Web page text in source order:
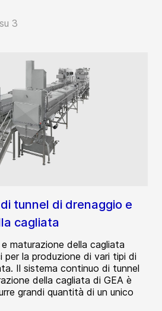
3
tunnel di drenaggio e
cagliata
maturazione della cagliata
la produzione di vari tipi di
Il sistema continuo di tunnel
della cagliata di GEA è
grandi quantità di un unico